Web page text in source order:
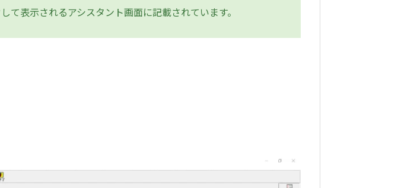
表示されるアシスタント画面に記載されています。